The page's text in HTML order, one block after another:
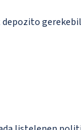
depozito